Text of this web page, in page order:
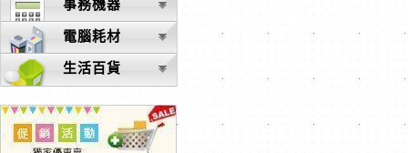
事務機器
電腦耗材
生活百貨